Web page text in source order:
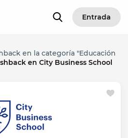
Entrada
en la categoría "Educación
en City Business School